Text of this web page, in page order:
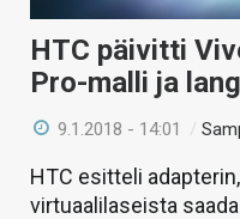
HTC päivitti
Pro-malli ja
9.1.2018 - 14:01 /
HTC esitteli
virtuaalilaseista